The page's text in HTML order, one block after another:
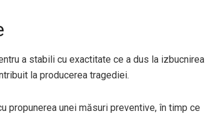
a stabili cu exactitate ce a dus la izbucnirea
la producerea tragediei.
propunerea unei măsuri preventive, în timp ce